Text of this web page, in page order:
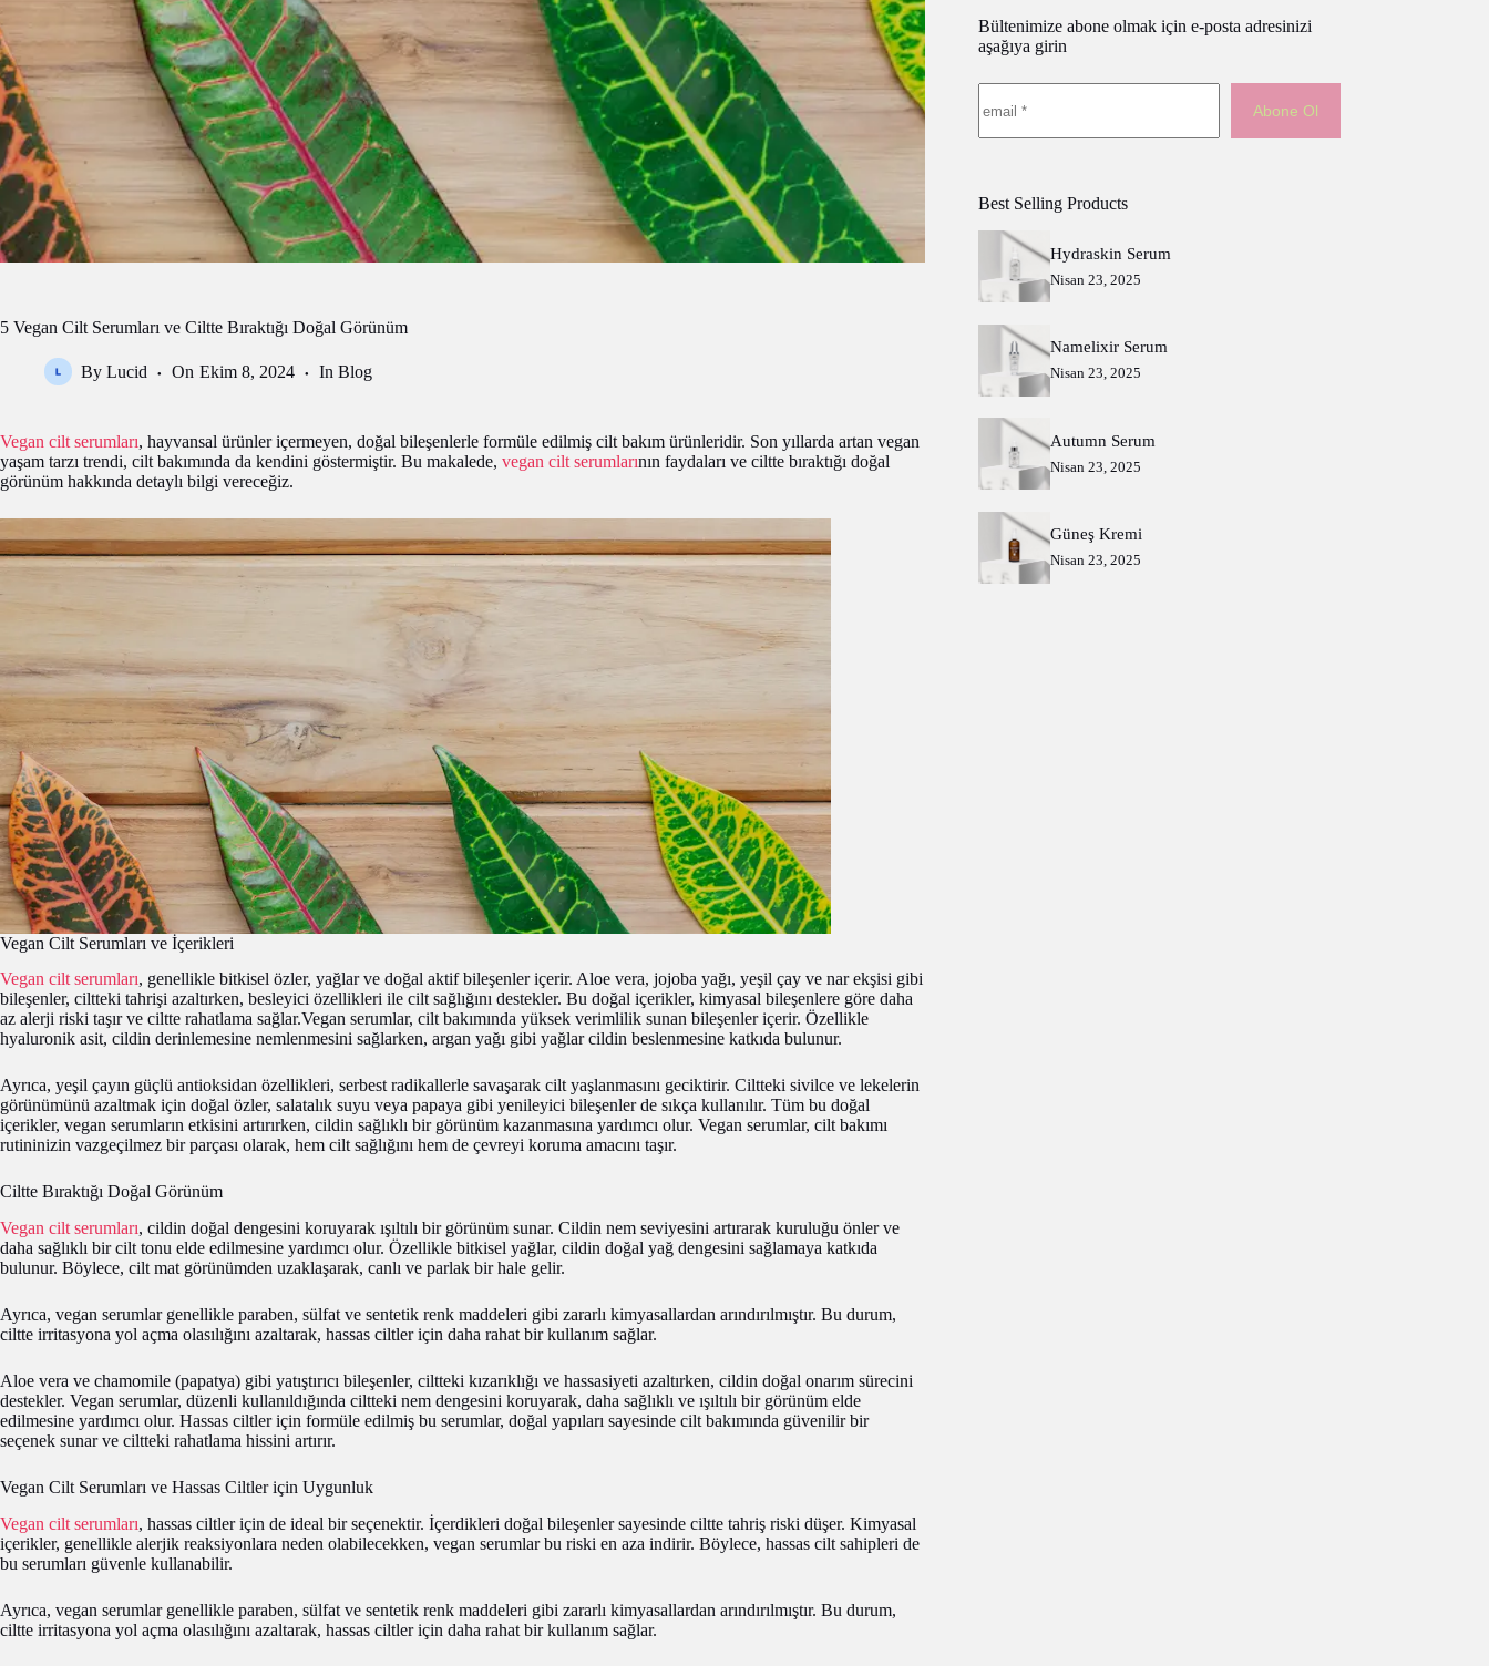
5 Vegan Cilt Serumları ve Ciltte Bıraktığı Doğal Görünüm
By Lucid On Ekim 8, 2024 In Blog
Vegan cilt serumları, hayvansal ürünler içermeyen, doğal bileşenlerle formüle edilmiş cilt bakım ürünleridir. Son yıllarda artan vegan
yaşam tarzı trendi, cilt bakımında da kendini göstermiştir. Bu makalede, vegan cilt serumlarının faydaları ve ciltte bıraktığı doğal
görünüm hakkında detaylı bilgi vereceğiz.
Vegan Cilt Serumları ve İçerikleri
Vegan cilt serumları, genellikle bitkisel özler, yağlar ve doğal aktif bileşenler içerir. Aloe vera, jojoba yağı, yeşil çay ve nar ekşisi gibi
bileşenler, ciltteki tahrişi azaltırken, besleyici özellikleri ile cilt sağlığını destekler. Bu doğal içerikler, kimyasal bileşenlere göre daha
az alerji riski taşır ve ciltte rahatlama sağlar.Vegan serumlar, cilt bakımında yüksek verimlilik sunan bileşenler içerir. Özellikle
hyaluronik asit, cildin derinlemesine nemlenmesini sağlarken, argan yağı gibi yağlar cildin beslenmesine katkıda bulunur.
Ayrıca, yeşil çayın güçlü antioksidan özellikleri, serbest radikallerle savaşarak cilt yaşlanmasını geciktirir. Ciltteki sivilce ve lekelerin
görünümünü azaltmak için doğal özler, salatalık suyu veya papaya gibi yenileyici bileşenler de sıkça kullanılır. Tüm bu doğal
içerikler, vegan serumların etkisini artırırken, cildin sağlıklı bir görünüm kazanmasına yardımcı olur. Vegan serumlar, cilt bakımı
rutininizin vazgeçilmez bir parçası olarak, hem cilt sağlığını hem de çevreyi koruma amacını taşır.
Ciltte Bıraktığı Doğal Görünüm
Vegan cilt serumları, cildin doğal dengesini koruyarak ışıltılı bir görünüm sunar. Cildin nem seviyesini artırarak kuruluğu önler ve
daha sağlıklı bir cilt tonu elde edilmesine yardımcı olur. Özellikle bitkisel yağlar, cildin doğal yağ dengesini sağlamaya katkıda
bulunur. Böylece, cilt mat görünümden uzaklaşarak, canlı ve parlak bir hale gelir.
Ayrıca, vegan serumlar genellikle paraben, sülfat ve sentetik renk maddeleri gibi zararlı kimyasallardan arındırılmıştır. Bu durum,
ciltte irritasyona yol açma olasılığını azaltarak, hassas ciltler için daha rahat bir kullanım sağlar.
Aloe vera ve chamomile (papatya) gibi yatıştırıcı bileşenler, ciltteki kızarıklığı ve hassasiyeti azaltırken, cildin doğal onarım sürecini
destekler. Vegan serumlar, düzenli kullanıldığında ciltteki nem dengesini koruyarak, daha sağlıklı ve ışıltılı bir görünüm elde
edilmesine yardımcı olur. Hassas ciltler için formüle edilmiş bu serumlar, doğal yapıları sayesinde cilt bakımında güvenilir bir
seçenek sunar ve ciltteki rahatlama hissini artırır.
Vegan Cilt Serumları ve Hassas Ciltler için Uygunluk
Vegan cilt serumları, hassas ciltler için de ideal bir seçenektir. İçerdikleri doğal bileşenler sayesinde ciltte tahriş riski düşer. Kimyasal
içerikler, genellikle alerjik reaksiyonlara neden olabilecekken, vegan serumlar bu riski en aza indirir. Böylece, hassas cilt sahipleri de
bu serumları güvenle kullanabilir.
Ayrıca, vegan serumlar genellikle paraben, sülfat ve sentetik renk maddeleri gibi zararlı kimyasallardan arındırılmıştır. Bu durum,
ciltte irritasyona yol açma olasılığını azaltarak, hassas ciltler için daha rahat bir kullanım sağlar.
Bültenimize abone olmak için e-posta adresinizi
aşağıya girin
Abone Ol
Best Selling Products
Hydraskin Serum
Nisan 23, 2025
Namelixir Serum
Nisan 23, 2025
Autumn Serum
Nisan 23, 2025
Güneş Kremi
Nisan 23, 2025